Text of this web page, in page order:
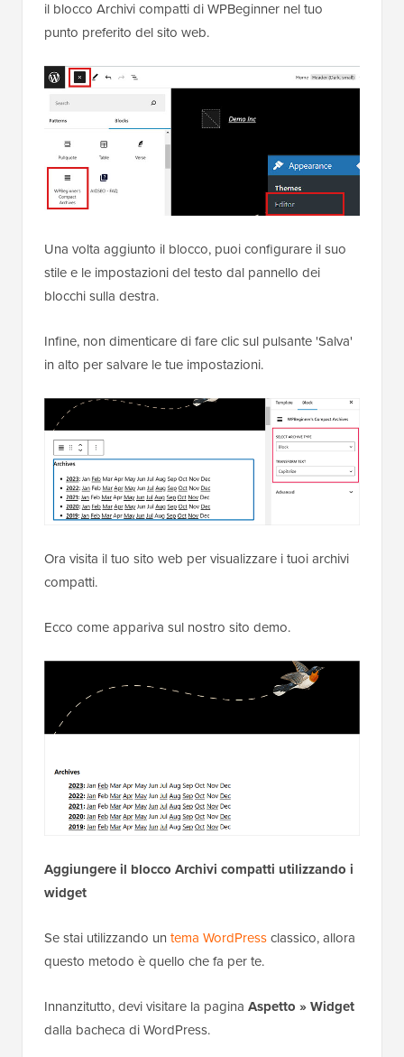
il blocco Archivi compatti di WPBeginner nel tuo
punto preferito del sito web.
Una volta aggiunto il blocco, puoi configurare il suo
stile e le impostazioni del testo dal pannello dei
blocchi sulla destra.
Infine, non dimenticare di fare clic sul pulsante 'Salva'
in alto per salvare le tue impostazioni.
Ora visita il tuo sito web per visualizzare i tuoi archivi
compatti.
Ecco come appariva sul nostro sito demo.
Aggiungere il blocco Archivi compatti utilizzando i
widget
Se stai utilizzando un tema WordPressclassico, allora
questo metodo è quello che fa per te.
Innanzitutto, devi visitare la pagina Aspetto » Widget
dalla bacheca di WordPress.